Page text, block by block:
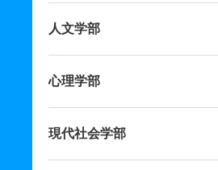
人文学部
心理学部
現代社会学部